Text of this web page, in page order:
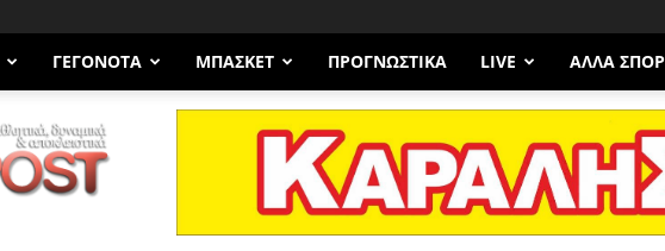
ΓΕΓΟΝΌΤΑ ΜΠΆΣΚΕΤ ΠΡΟΓΝΩΣΤΙΚΑ LIVE ΆΛΛΑ ΣΠΟΡ